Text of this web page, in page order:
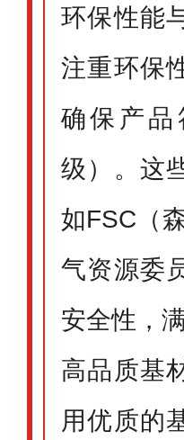
环保性能
注重环保
确保产品
级）。这
如FSC（
气资源委
安全性，
高品质基
用优质的